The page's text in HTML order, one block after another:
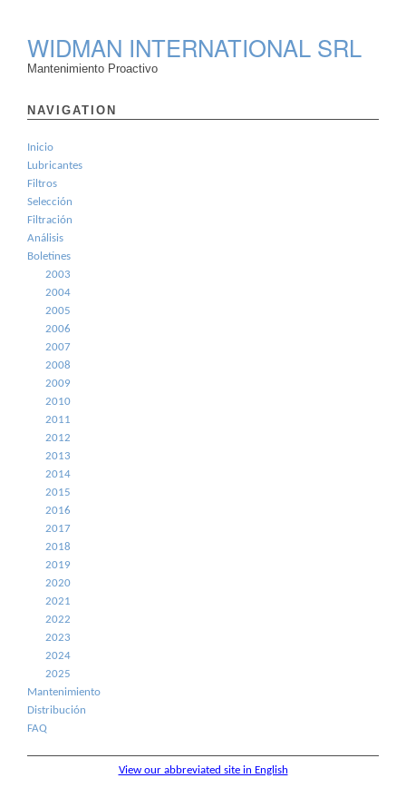
WIDMAN INTERNATIONAL SRL
Mantenimiento Proactivo
NAVIGATION
Inicio
Lubricantes
Filtros
Selección
Filtración
Análisis
Boletines
2003
2004
2005
2006
2007
2008
2009
2010
2011
2012
2013
2014
2015
2016
2017
2018
2019
2020
2021
2022
2023
2024
2025
Mantenimiento
Distribución
FAQ
View our abbreviated site in English